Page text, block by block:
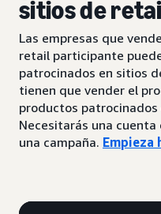
sitios de
Las empresas que
retail participante
patrocinados en sitios
tienen que vender el
productos
Necesitarás una cuenta
una campaña. Empieza